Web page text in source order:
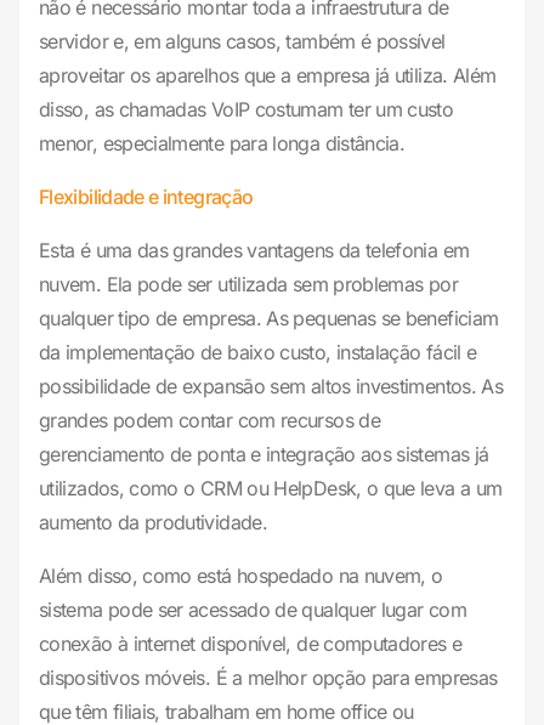
não é necessário montar toda a infraestrutura de
servidor e, em alguns casos, também é possível
aproveitar os aparelhos que a empresa já utiliza. Além
disso, as chamadas VoIP costumam ter um custo
menor, especialmente para longa distância.
Flexibilidade e integração
Esta é uma das grandes vantagens da telefonia em
nuvem. Ela pode ser utilizada sem problemas por
qualquer tipo de empresa. As pequenas se beneficiam
da implementação de baixo custo, instalação fácil e
possibilidade de expansão sem altos investimentos. As
grandes podem contar com recursos de
gerenciamento de ponta e integração aos sistemas já
utilizados, como o CRM ou HelpDesk, o que leva a um
aumento da produtividade.
Além disso, como está hospedado na nuvem, o
sistema pode ser acessado de qualquer lugar com
conexão à internet disponível, de computadores e
dispositivos móveis. É a melhor opção para empresas
que têm filiais, trabalham em home office ou